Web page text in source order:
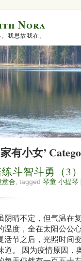
Nora
我思故我在。
有小女’
练斗智斗勇（3
意合 , tagged 琴童 小提琴
阴晴不定，但气温在
温度，全在太阳公公
活节之后，光照时间
道。 因为疫情原因，